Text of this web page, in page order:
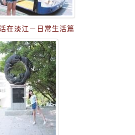
在淡江－日常生活篇